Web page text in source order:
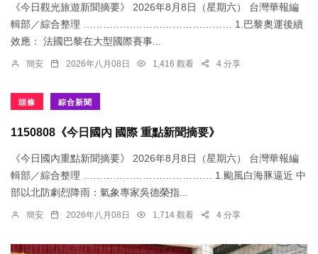
《今日觀光旅遊新聞摘要》 2026年8月8日（星期六） 台灣華報編
輯部／綜合整理 ……………………………………… 1.​巴黎奧運後續
效應： 法國巴黎在大型國際賽事...
簡安 2026年八月08日 1,416 觀看 4 分享
頭條 綜合新聞
1150808《今日國內 國際 重點新聞摘要》
《今日國內重點新聞摘要》 2026年8月8日（星期六） 台灣華報編
輯部／綜合整理 ………………………………… 1.颱風白海豚逼近 中
部以北防劇烈降雨：​氣象專家吳德榮指...
簡安 2026年八月08日 1,714 觀看 4 分享